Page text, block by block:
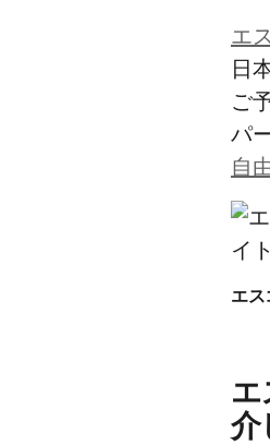
エ
日
ご
パ
自
エス
介